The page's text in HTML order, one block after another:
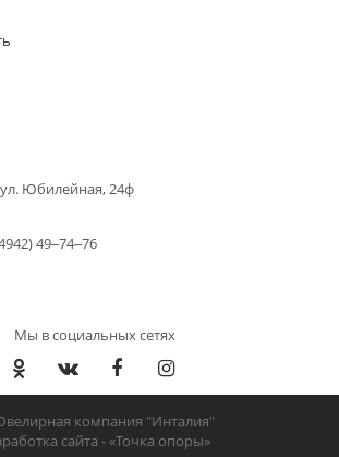
ул. Юбилейная, 24ф
49‒74‒76
Мы в социальных сетях
компания "Инталия"
сайта -«Точка опоры»